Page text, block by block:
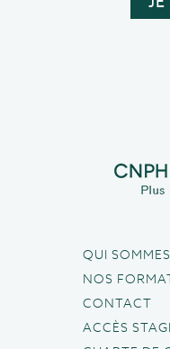
QUI
NOS
CONTACT
ACCÈS